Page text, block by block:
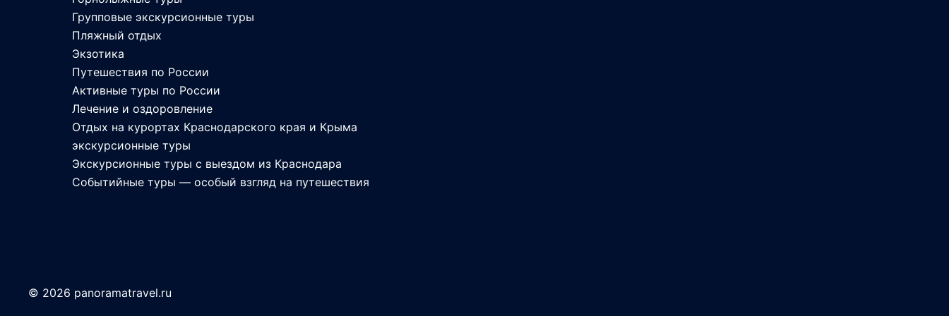
Групповые экскурсионные туры
Пляжный отдых
Экзотика
Путешествия по России
Активные туры по России
Лечение и оздоровление
Отдых на курортах Краснодарского края и Крыма
экскурсионные туры
Экскурсионные туры с выездом из Краснодара
Событийные туры — особый взгляд на путешествия
© 2026 panoramatravel.ru